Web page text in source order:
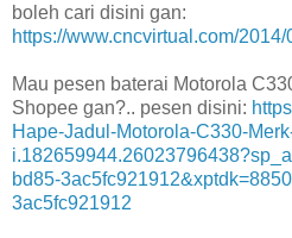
boleh cari disini gan:
https://www.cncvirtual.com/
Mau pesen baterai Motorola
Shopee gan?.. pesen disini:
Hape-Jadul-Motorola-C330-
bd85-
3ac5fc921912